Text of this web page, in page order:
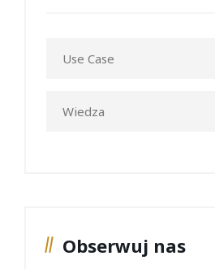
Use Case
Wiedza
Obserwuj nas